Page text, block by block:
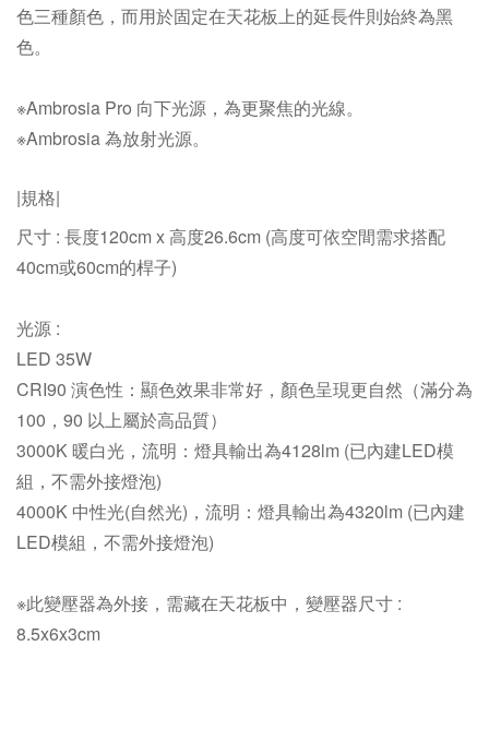
色三種顏色，而用於固定在天花板上的延長件則始終為黑
色。
※Ambrosia Pro 向下光源，為更聚焦的光線。
※Ambrosia為放射光源。
|規格|
尺寸 : 長度120cm x 高度26.6cm (高度可依空間需求搭配
40cm或60cm的桿子)
光源 :
LED 35W
CRI90 演色性： 顯色效果非常好，顏色呈現更自然（滿分為
100，90 以上屬於高品質）
3000K 暖白光， 流明： 燈具輸出為4128lm (已內建LED模
組，不需外接燈泡)
4000K 中性光(自然光) ， 流明： 燈具輸出為4320lm (已內建
LED模組，不需外接燈泡)
※此變壓器為外接，需藏在天花板中，變壓器尺寸 :
8.5x6x3cm